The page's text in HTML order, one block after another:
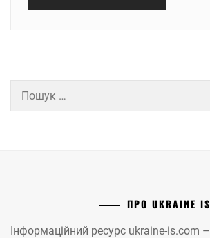
ПРО UKRAINE IS
Інформаційний ресурс ukraine-is.com